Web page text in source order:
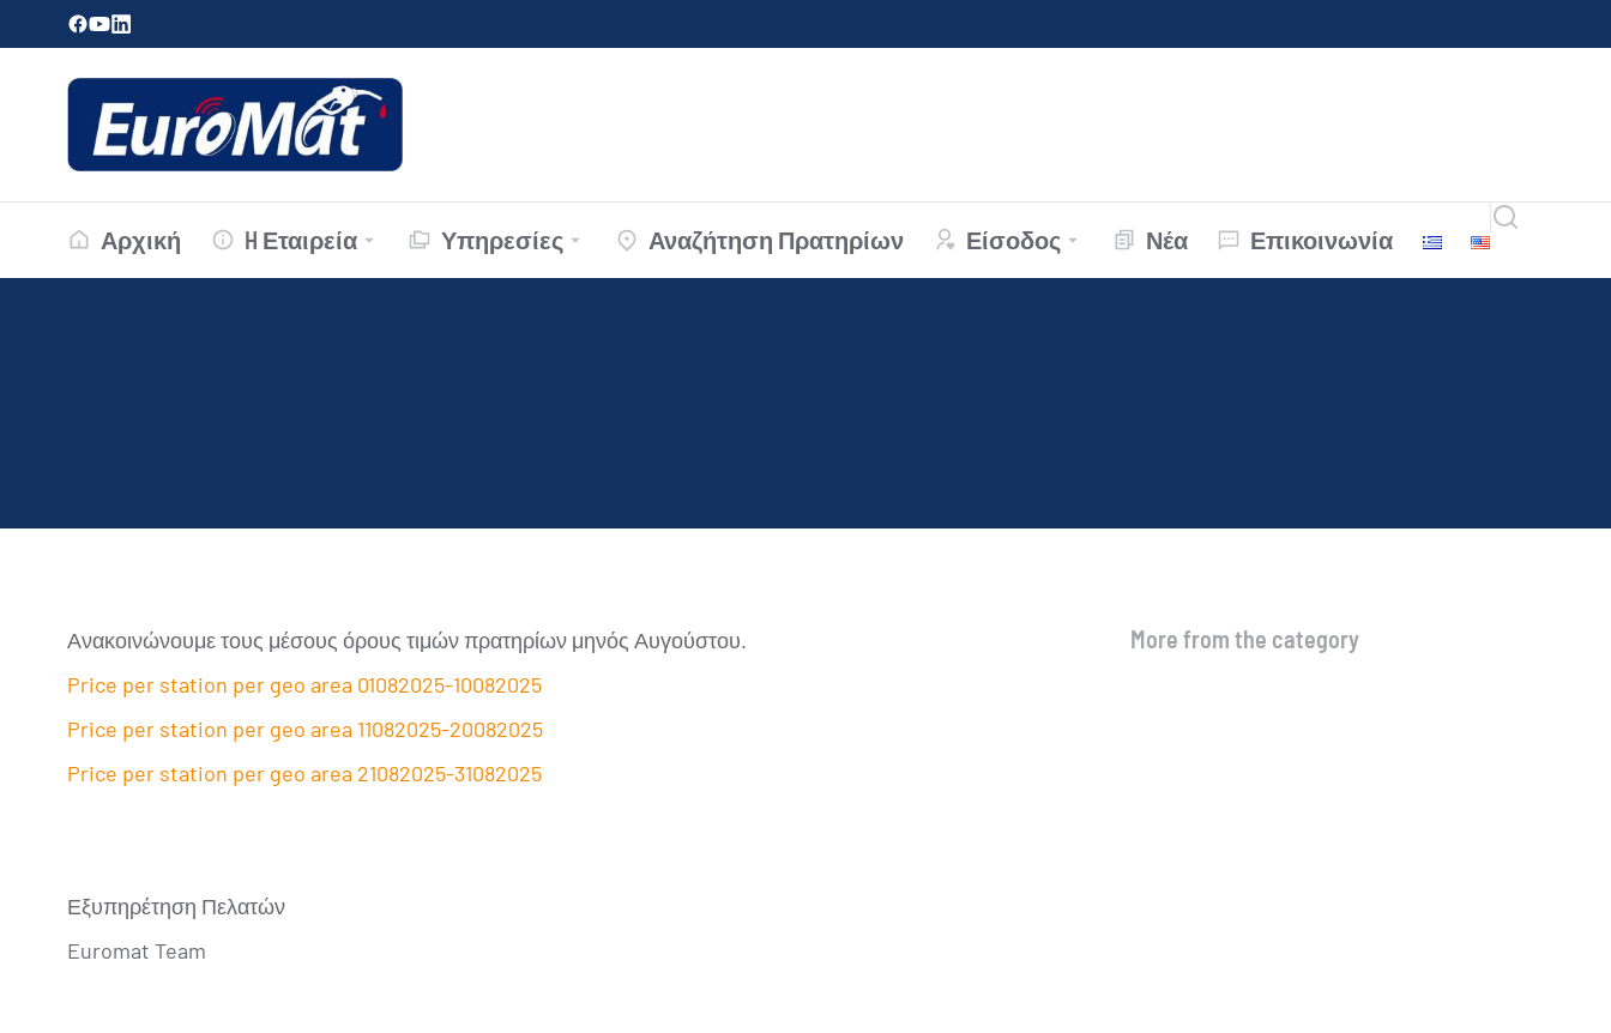
Αρχική H Εταιρεία Υπηρεσίες Αναζήτηση Πρατηρίων Είσοδος Νέα Επικοινωνία
Ανακοινώνουμε τους μέσους όρους τιμών πρατηρίων μηνός Αυγούστου.
Price per station per geo area 01082025-10082025
Price per station per geo area 11082025-20082025
Price per station per geo area 21082025-31082025
Εξυπηρέτηση Πελατών
Euromat Team
More from the category